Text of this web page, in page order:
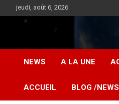
jeudi, août 6, 2026
NEWS A LA UNE
ACCUEIL BLOG /NEWS